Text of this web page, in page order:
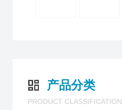
产品分类
PRODUCT CLASSIFICATION